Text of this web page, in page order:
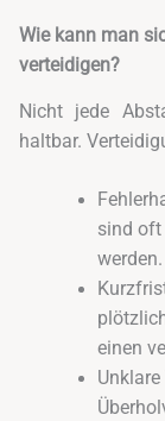
Wie kann man
verteidigen?
Nicht jede
haltbar.
sind oft
werden.
einen